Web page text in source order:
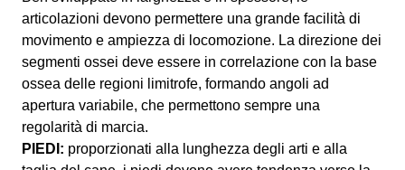
articolazioni devono permettere una grande facilità di
movimento e ampiezza di locomozione. La direzione dei
segmenti ossei deve essere in correlazione con la base
ossea delle regioni limitrofe, formando angoli ad
apertura variabile, che permettono sempre una
regolarità di marcia.
PIEDI: proporzionati alla lunghezza degli arti e alla